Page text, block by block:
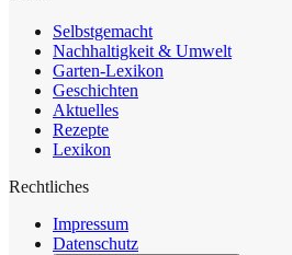
Selbstgemacht
Nachhaltigkeit & Umwelt
Garten-Lexikon
Geschichten
Aktuelles
Rezepte
Lexikon
Rechtliches
Impressum
Datenschutz